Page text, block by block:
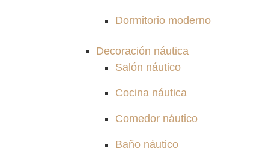
Dormitorio moderno
Decoración náutica
Salón náutico
Cocina náutica
Comedor náutico
Baño náutico